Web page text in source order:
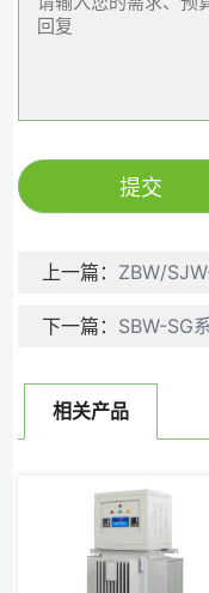
上一篇： ZBW/
下一篇： SBW-SG
相关产品